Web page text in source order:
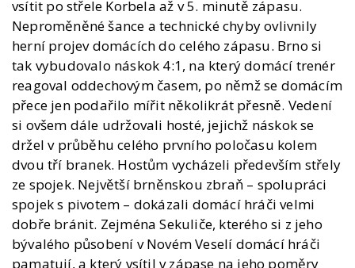
vsítit po střele Korbela až v 5. minutě zápasu.
Neproměněné šance a technické chyby ovlivnily
herní projev domácích do celého zápasu. Brno si
tak vybudovalo náskok 4:1, na který domácí trenér
reagoval oddechovým časem, po němž se domácím
přece jen podařilo mířit několikrát přesně. Vedení
si ovšem dále udržovali hosté, jejichž náskok se
držel v průběhu celého prvního poločasu kolem
dvou tří branek. Hostům vycházeli především střely
ze spojek. Největší brněnskou zbraň – spolupráci
spojek s pivotem – dokázali domácí hráči velmi
dobře bránit. Zejména Sekuliče, kterého si z jeho
bývalého působení v Novém Veselí domácí hráči
pamatují, a který vsítil v zápase na jeho poměry